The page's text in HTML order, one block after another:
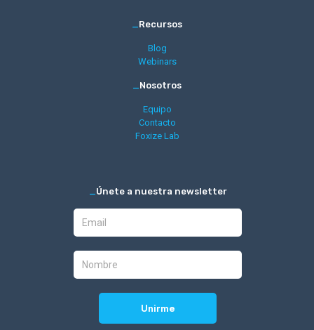
_Recursos
Blog
Webinars
_Nosotros
Equipo
Contacto
Foxize Lab
_Únete a nuestra newsletter